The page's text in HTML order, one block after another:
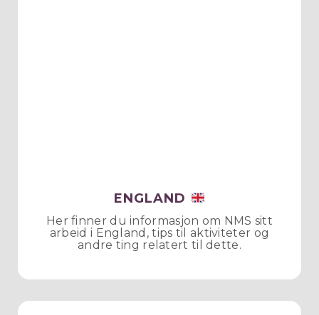
ENGLAND
Her finner du informasjon om NMS sitt
arbeid i England, tips til aktiviteter og
andre ting relatert til dette.